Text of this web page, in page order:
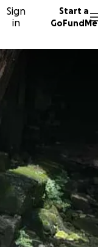
Sign
in
Start a
GoFundMe